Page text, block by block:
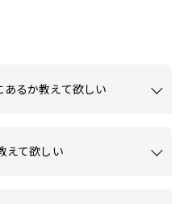
るか教えて欲しい
えて欲しい